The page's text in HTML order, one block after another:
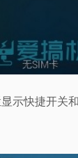
示快捷开关和